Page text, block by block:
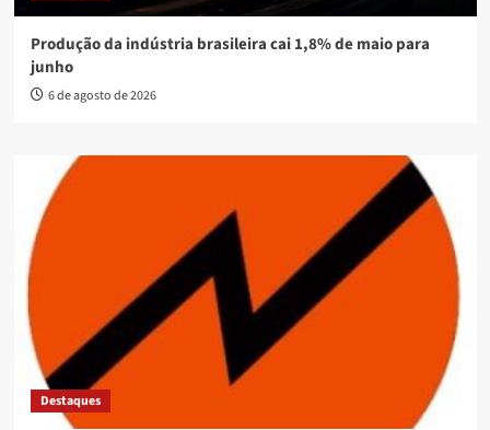
Produção da indústria brasileira cai 1,8% de maio para
junho
6 de agosto de 2026
Destaques